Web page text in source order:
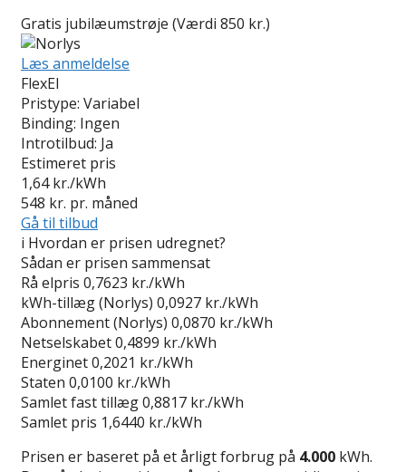
Gratis jubilæumstrøje (Værdi 850 kr.)
Læs anmeldelse
FlexEl
Pristype: Variabel
Binding: Ingen
Introtilbud: Ja
Estimeret pris
1,64 kr./kWh
548 kr. pr. måned
Gå til tilbud
i Hvordan er prisen udregnet?
Sådan er prisen sammensat
Rå elpris 0,7623 kr./kWh
kWh-tillæg (Norlys) 0,0927 kr./kWh
Abonnement (Norlys) 0,0870 kr./kWh
Netselskabet0,4899 kr./kWh
Energinet0,2021 kr./kWh
Staten 0,0100 kr./kWh
Samlet fast tillæg0,8817 kr./kWh
Samlet pris 1,6440 kr./kWh
Prisen er baseret på et årligt forbrug på 4.000 kWh.